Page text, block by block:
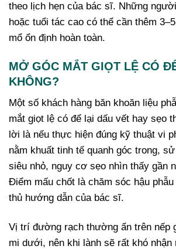
theo lịch hẹn của bác sĩ. Những
hoặc tuổi tác cao có thể cần thêm
mổ ổn định hoàn toàn.
MỞ GÓC MẮT GIỌT LỆ CÓ
KHÔNG?
Một số khách hàng băn khoăn liệu
mắt giọt lệ có để lại dấu vết hay sẹo
lời là nếu thực hiện đúng kỹ thuật vi
nằm khuất tinh tế quanh góc trong,
siêu nhỏ, nguy cơ sẹo nhìn thấy gần
Điểm mấu chốt là chăm sóc hậu
thủ hướng dẫn của bác sĩ.
Vị trí đường rạch thường ẩn trên nếp
mi dưới, nên khi lành sẽ rất khó